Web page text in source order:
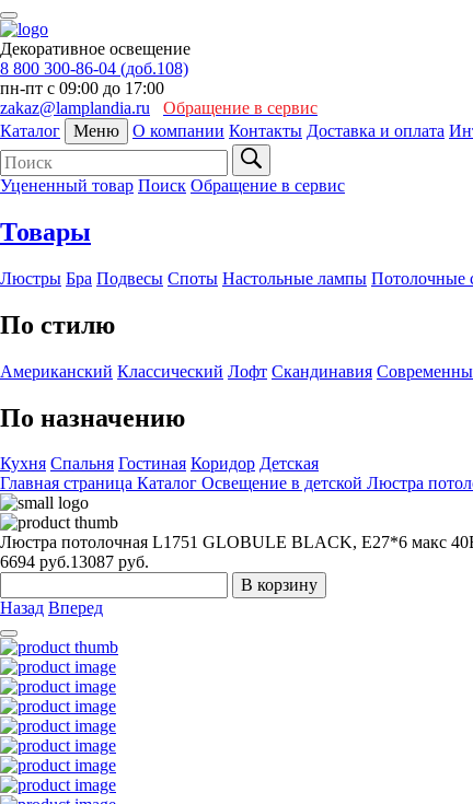
Декоративное освещение
8 800 300-86-04 (доб.108)
пн-пт с 09:00 до 17:00
zakaz@lamplandia.ru
Обращение в сервис
Каталог
Меню О компании Контакты Доставка и оплата
Уцененный товар Поиск Обращение в сервис
Товары
Люстры Бра Подвесы Споты Настольные лампы Потолочные
По стилю
Американский Классический Лофт Скандинавия
По назначению
Кухня Спальня Гостиная Коридор Детская
Главная страница Каталог Освещение в детской Люстра
Люстра потолочная L1751 GLOBULE BLACK, E27*6 макс
6694 руб.13087 руб.
В корзину
Назад Вперед